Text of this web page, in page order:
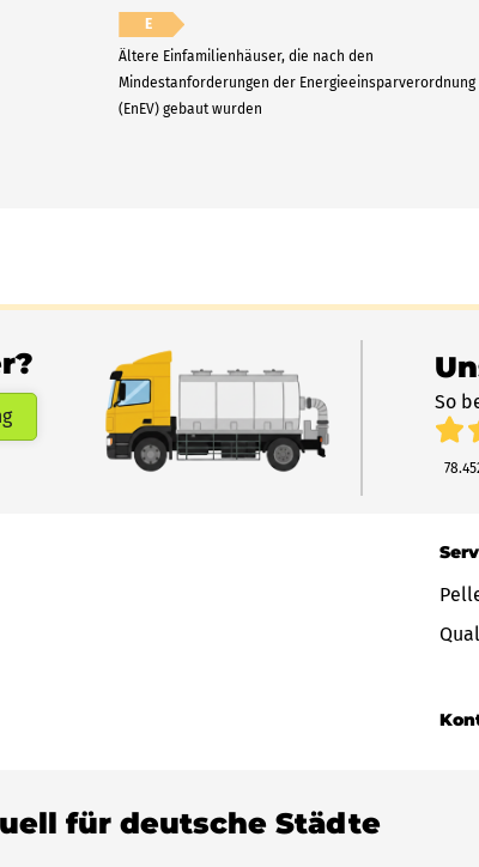
E
Ältere Einfamilienhäuser, die nach den
Mindestanforderungen der Energieeinsparverordnung
(EnEV) gebaut wurden
So
für deutsche Städte